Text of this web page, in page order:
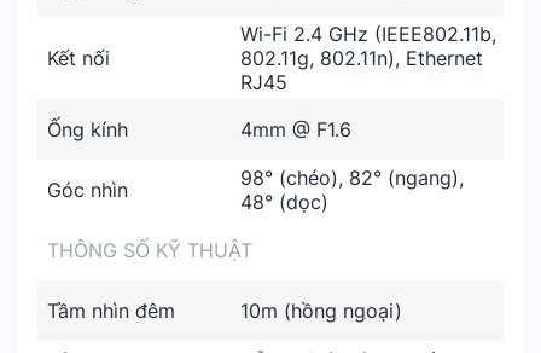
Kết nối
Wi-Fi 2.4 GHz (IEEE802.11b,
802.11g, 802.11n), Ethernet
RJ45
Ống kính
4mm @ F1.6
Góc nhìn
98° (chéo), 82° (ngang),
48° (dọc)
THÔNG SỐ KỸ THUẬT
Tầm nhìn đêm 10m (hồng ngoại)